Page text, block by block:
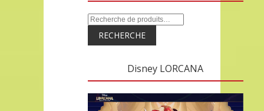
RECHERCHE
Disney LORCANA